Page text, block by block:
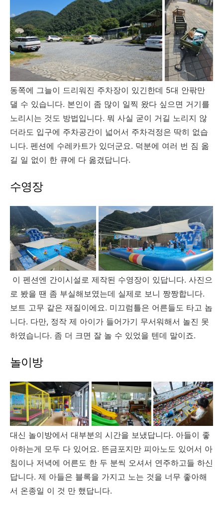
동쪽에 그늘이 드리워진 주차장이 있긴한데 5대 안팎만
댈 수 있습니다. 본인이 좀 많이 일찍 왔다 싶으면 거기를
노리시는 것도 방법입니다. 뭐 사실 굳이 거길 노리지 않
더라도 입구에 주차공간이 넓어서 주차걱정은 딱히 없습
니다. 펜션에 수레카트가 있더군요. 덕분에 여러 번 짐 옮
길 일 없이 한 큐에 다 옮겼답니다.
수영장
이 펜션엔 간이시설로 제작된 수영장이 있답니다. 사진으
로 봤을 땐 좀 부실해보였는데 실제로 보니 짱짱합니다.
보트 고무 같은 재질이에요. 미끄럼틀은 어른들도 타고 놉
니다. 다만, 정작 제 아이가 들어가기 무서워해서 놀진 못
하였습니다. 좀 더 크면 잘 놀 수 있었을 텐데 말이죠.
놀이방
대신 놀이방에서 대부분의 시간을 보냈답니다. 아들이 좋
아하는게 모두 다 있어요. 뜬금포지만 피아노도 있어서 아
침이나 저녁에 어른도 한 두 분씩 오셔서 연주하고들 하신
답니다. 제 아들은 블록을 가지고 노는 것을 너무 좋아해
서 온종일 이 것 만 했답니다.